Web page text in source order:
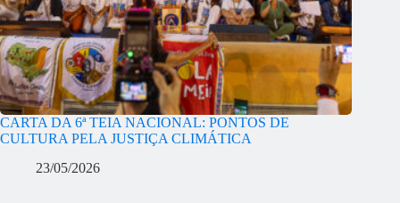
CARTA DA 6ª TEIA NACIONAL: PONTOS DE
CULTURA PELA JUSTIÇA CLIMÁTICA
23/05/2026